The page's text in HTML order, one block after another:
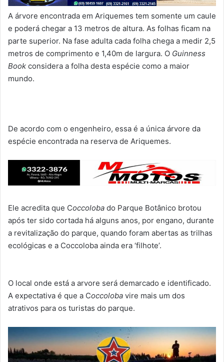
A árvore encontrada em Ariquemes tem somente um caule
e poderá chegar a 13 metros de altura. As folhas ficam na
parte superior. Na fase adulta cada folha chega a medir 2,5
metros de comprimento e 1,40m de largura. O Guinness
Book considera a folha desta espécie como a maior
mundo.
De acordo com o engenheiro, essa é a única árvore da
espécie encontrada na reserva de Ariquemes.
Ele acredita que Coccoloba do Parque Botânico brotou
após ter sido cortada há alguns anos, por engano, durante
a revitalização do parque, quando foram abertas as trilhas
ecológicas e a Coccoloba ainda era ‘filhote’.
O local onde está a arvore será demarcado e identificado.
A expectativa é que a Coccoloba vire mais um dos
atrativos para os turistas do parque.